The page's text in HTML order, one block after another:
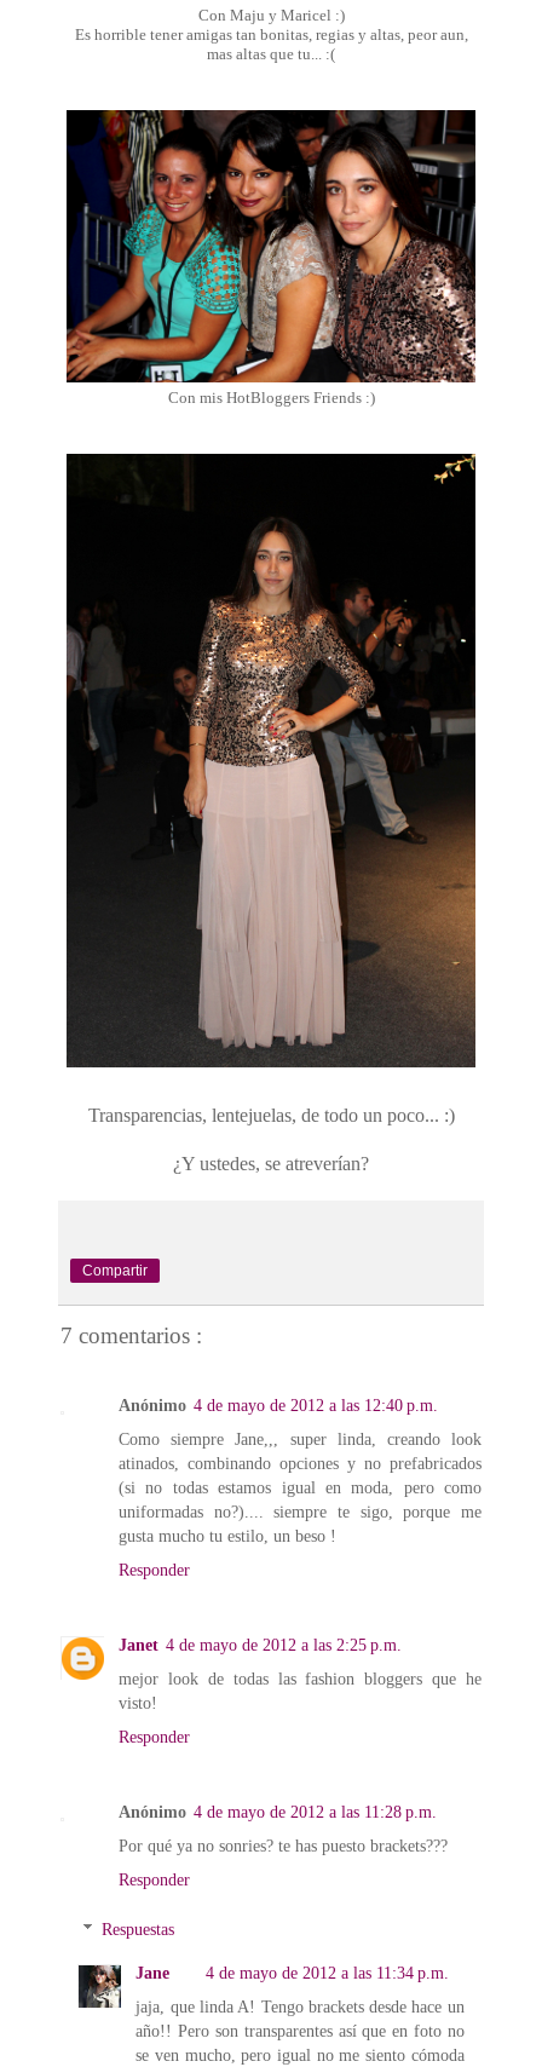
Con Maju y Maricel :)
Es horrible tener amigas tan bonitas, regias y altas, peor aun,
mas altas que tu... :(
Con mis HotBloggers Friends :)
Transparencias, lentejuelas, de todo un poco... :)
¿Y ustedes, se atreverían?
Compartir
7 comentarios :
Anónimo 4 de mayo de 2012 a las 12:40 p.m.
Como siempre Jane,,, super linda, creando look
atinados, combinando opciones y no prefabricados
(si no todas estamos igual en moda, pero como
uniformadas no?).... siempre te sigo, porque me
gusta mucho tu estilo, un beso !
Responder
Janet 4 de mayo de 2012 a las 2:25 p.m.
mejor look de todas las fashion bloggers que he
visto!
Responder
Anónimo 4 de mayo de 2012 a las 11:28 p.m.
Por qué ya no sonries? te has puesto brackets???
Responder
Respuestas
Jane
4 de mayo de 2012 a las 11:34 p.m.
jaja, que linda A! Tengo brackets desde hace un
año!! Pero son transparentes así que en foto no
se ven mucho, pero igual no me siento cómoda